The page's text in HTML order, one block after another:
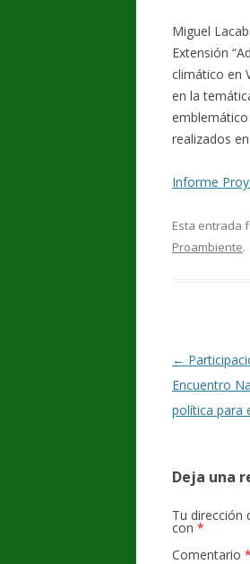
Miguel
Extensión
climático en
en la
realizados
Informe
Esta entrada
Proambiente.
Navegación
de
entradas
←
Encuentro
política para
Deja una
Tu dirección
con *
Comentario *